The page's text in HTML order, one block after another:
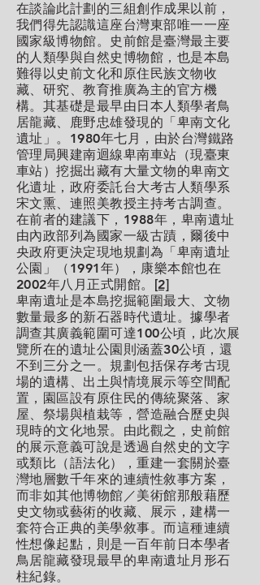
在談論此計劃的三組創作成果以前，
我們得先認識這座台灣東部唯一一座
國家級博物館。史前館是臺灣最主要
的人類學與自然史博物館，也是本島
難得以史前文化和原住民族文物收
藏、研究、教育推廣為主的官方機
構。其基礎是最早由日本人類學者鳥
居龍藏、鹿野忠雄發現的「卑南文化
遺址」。1980年七月，由於台灣鐵路
管理局興建南迴線卑南車站（現臺東
車站）挖掘出藏有大量文物的卑南文
化遺址，政府委託台大考古人類學系
宋文熏、連照美教授主持考古調查。
在前者的建議下，1988年，卑南遺址
由內政部列為國家一級古蹟，爾後中
央政府更決定現地規劃為「卑南遺址
公園」（1991年），康樂本館也在
2002年八月正式開館。 [2]
卑南遺址是本島挖掘範圍最大、文物
數量最多的新石器時代遺址。據學者
調查其廣義範圍可達100公頃，此次展
覽所在的遺址公園則涵蓋30公頃，還
不到三分之一。規劃包括保存考古現
場的遺構、出土與情境展示等空間配
置，園區設有原住民的傳統聚落、家
屋、祭場與植栽等，營造融合歷史與
現時的文化地景。由此觀之，史前館
的展示意義可說是透過自然史的文字
或類比（語法化），重建一套關於臺
灣地層數千年來的連續性敘事方案，
而非如其他博物館／美術館那般藉歷
史文物或藝術的收藏、展示，建構一
套符合正典的美學敘事。而這種連續
性想像起點，則是一百年前日本學者
鳥居龍藏發現最早的卑南遺址月形石
柱紀錄。